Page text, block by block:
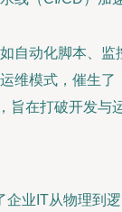
自动化脚本、监
维模式，催生了
旨在打破开发与
企业IT从物理到逻